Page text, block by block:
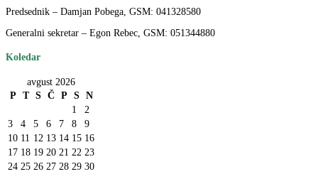
Predsednik – Damjan Pobega, GSM: 041328580
Generalni sekretar – Egon Rebec, GSM: 051344880
Koledar
avgust 2026
P
T S Č P S N
1
2
3
4 5 6 7 8
9
10 11 12 13 14 15 16
17 18 19 20 21 22 23
24 25 26 27 28 29 30